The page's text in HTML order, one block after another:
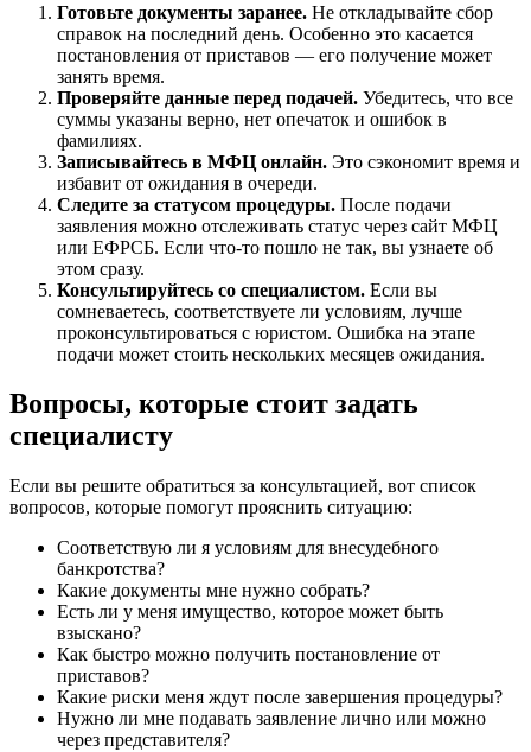
Готовьте документы заранее. Не откладывайте сбор
справок на последний день. Особенно это касается
постановления от приставов — его получение может
занять время.
Проверяйте данные перед подачей. Убедитесь, что все
суммы указаны верно, нет опечаток и ошибок в
фамилиях.
Записывайтесь в МФЦ онлайн. Это сэкономит время и
избавит от ожидания в очереди.
Следите за статусом процедуры. После подачи
заявления можно отслеживать статус через сайт МФЦ
или ЕФРСБ. Если что-то пошло не так, вы узнаете об
этом сразу.
Консультируйтесь со специалистом. Если вы
сомневаетесь, соответствуете ли условиям, лучше
проконсультироваться с юристом. Ошибка на этапе
подачи может стоить нескольких месяцев ожидания.
Вопросы, которые стоит задать
специалисту
Если вы решите обратиться за консультацией, вот список
вопросов, которые помогут прояснить ситуацию:
Соответствую ли я условиям для внесудебного
банкротства?
Какие документы мне нужно собрать?
Есть ли у меня имущество, которое может быть
взыскано?
Как быстро можно получить постановление от
приставов?
Какие риски меня ждут после завершения процедуры?
Нужно ли мне подавать заявление лично или можно
через представителя?